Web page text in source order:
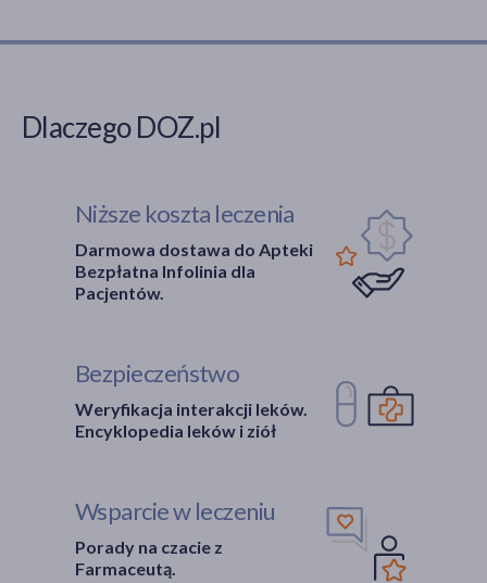
Dlaczego DOZ.pl
Niższe koszta leczenia
Darmowa dostawa do Apteki
Bezpłatna Infolinia dla
Pacjentów.
Bezpieczeństwo
Weryfikacja interakcji leków.
Encyklopedia leków i ziół
Wsparcie w leczeniu
Porady na czacie z
Farmaceutą.